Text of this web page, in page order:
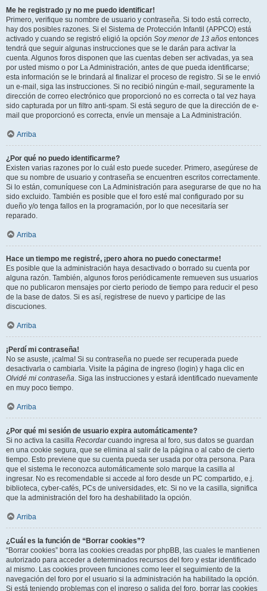
Me he registrado ¡y no me puedo identificar!
Primero, verifique su nombre de usuario y contraseña. Si todo está correcto,
hay dos posibles razones. Si el Sistema de Protección Infantil (APPCO) está
activado y cuando se registró eligió la opción Soy menor de 13 años entonces
tendrá que seguir algunas instrucciones que se le darán para activar la
cuenta. Algunos foros disponen que las cuentas deben ser activadas, ya sea
por usted mismo o por La Administración, antes de que pueda identificarse;
esta información se le brindará al finalizar el proceso de registro. Si se le envió
un e-mail, siga las instrucciones. Si no recibió ningún e-mail, seguramente la
dirección de correo electrónico que proporcionó no es correcta o tal vez haya
sido capturada por un filtro anti-spam. Si está seguro de que la dirección de e-
mail que proporcionó es correcta, envíe un mensaje a La Administración.
Arriba
¿Por qué no puedo identificarme?
Existen varias razones por lo cuál esto puede suceder. Primero, asegúrese de
que su nombre de usuario y contraseña se encuentren escritos correctamente.
Si lo están, comuníquese con La Administración para asegurarse de que no ha
sido excluido. También es posible que el foro esté mal configurado por su
dueño y/o tenga fallos en la programación, por lo que necesitaría ser
reparado.
Arriba
Hace un tiempo me registré, ¡pero ahora no puedo conectarme!
Es posible que la administración haya desactivado o borrado su cuenta por
alguna razón. También, algunos foros periódicamente remueven sus usuarios
que no publicaron mensajes por cierto periodo de tiempo para reducir el peso
de la base de datos. Si es así, registrese de nuevo y participe de las
discuciones.
Arriba
¡Perdí mi contraseña!
No se asuste, ¡calma! Si su contraseña no puede ser recuperada puede
desactivarla o cambiarla. Visite la página de ingreso (login) y haga clic en
Olvidé mi contraseña. Siga las instrucciones y estará identificado nuevamente
en muy poco tiempo.
Arriba
¿Por qué mi sesión de usuario expira automáticamente?
Si no activa la casilla Recordarcuando ingresa al foro, sus datos se guardan
en una cookie segura, que se elimina al salir de la página o al cabo de cierto
tiempo. Esto previene que su cuenta pueda ser usada por otra persona. Para
que el sistema le reconozca automáticamente solo marque la casilla al
ingresar. No es recomendable si accede al foro desde un PC compartido, e.j.
biblioteca, cyber-cafés, PCs de universidades, etc. Si no ve la casilla, significa
que la administración del foro ha deshabilitado la opción.
Arriba
¿Cuál es la función de “Borrar cookies”?
“Borrar cookies” borra las cookies creadas por phpBB, las cuales le mantienen
autorizado para acceder a determinados recursos del foro y estar identificado
al mismo. Las cookies proveen funciones como leer el seguimiento de la
navegación del foro por el usuario si la administración ha habilitado la opción.
Si está teniendo problemas con el ingreso o salida del foro, borrar las cookies